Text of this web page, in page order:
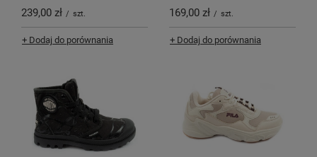
239,00 zł / szt.
+ Dodaj do porównania
169,00 zł / szt.
+ Dodaj do porównania